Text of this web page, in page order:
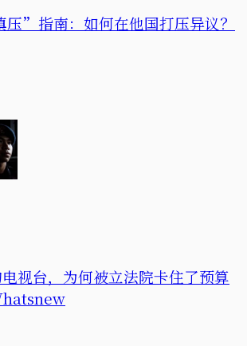
压”指南：如何在他国打压异议？
视台，为何被立法院卡住了预算